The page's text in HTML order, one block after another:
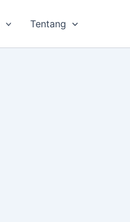
Tentang